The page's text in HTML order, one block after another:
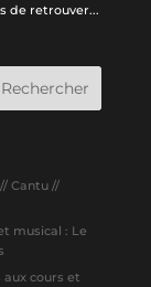
de retrouver...
Cantu //
musical : Le
cours et